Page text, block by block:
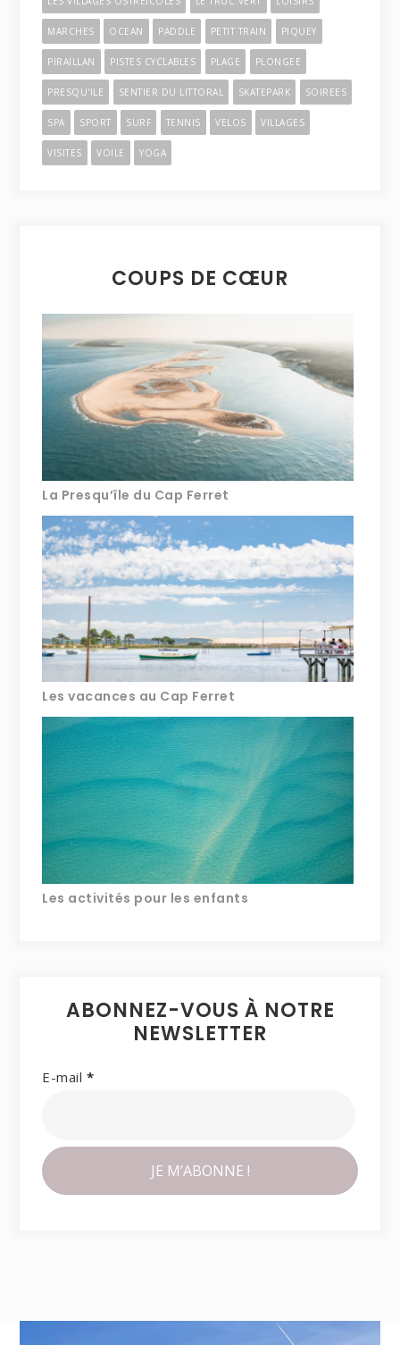
MARCHES OCEAN PADDLE PETIT TRAIN PIQUEY
PIRAILLAN PISTES CYCLABLES PLAGE PLONGEE
PRESQU'ILE SENTIER DU LITTORAL SKATEPARK SOIREES
SPA SPORT SURF TENNIS VELOS VILLAGES
VISITES VOILE YOGA
COUPS DE CŒUR
La Presqu’île du Cap Ferret
Les vacances au Cap Ferret
Les activités pour les enfants
ABONNEZ-VOUS À NOTRE
NEWSLETTER
E-mail *